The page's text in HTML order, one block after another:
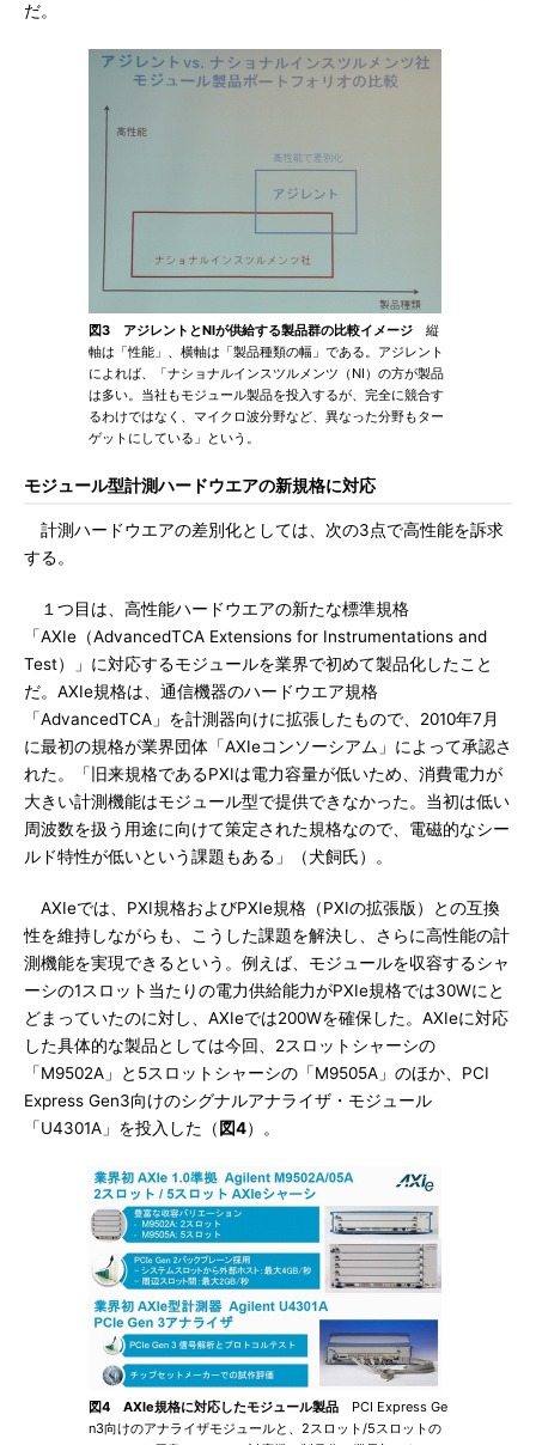
だ。
図3 アジレントとNIが供給する製品群の比較イメージ 縦
軸は「性能」、横軸は「製品種類の幅」である。アジレント
によれば、「ナショナルインスツルメンツ（NI）の方が製品
は多い。当社もモジュール製品を投入するが、完全に競合す
るわけではなく、マイクロ波分野など、異なった分野もター
ゲットにしている」という。
モジュール型計測ハードウエアの新規格に対応
計測ハードウエアの差別化としては、次の3点で高性能を訴求
する。
１つ目は、高性能ハードウエアの新たな標準規格
「AXIe（AdvancedTCA Extensions for Instrumentations and
Test）」に対応するモジュールを業界で初めて製品化したこと
だ。AXIe規格は、通信機器のハードウエア規格
「AdvancedTCA」を計測器向けに拡張したもので、2010年7月
に最初の規格が業界団体「AXIeコンソーシアム」によって承認さ
れた。「旧来規格であるPXIは電力容量が低いため、消費電力が
大きい計測機能はモジュール型で提供できなかった。当初は低い
周波数を扱う用途に向けて策定された規格なので、電磁的なシー
ルド特性が低いという課題もある」（犬飼氏）。
AXIeでは、PXI規格およびPXIe規格（PXIの拡張版）との互換
性を維持しながらも、こうした課題を解決し、さらに高性能の計
測機能を実現できるという。例えば、モジュールを収容するシャ
ーシの1スロット当たりの電力供給能力がPXIe規格では30Wにと
どまっていたのに対し、AXIeでは200Wを確保した。AXIeに対応
した具体的な製品としては今回、2スロットシャーシの
「M9502A」と5スロットシャーシの「M9505A」のほか、PCI
Express Gen3向けのシグナルアナライザ・モジュール
「U4301A」を投入した（ 図4）。
図4 AXIe規格に対応したモジュール製品 PCI Express Ge
n3向けのアナライザモジュールと、2スロット/5スロットの